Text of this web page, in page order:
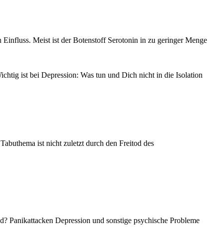
Meist ist der Botenstoff Serotonin in zu geringer Menge
ist bei Depression: Was tun und Dich nicht in die Isolation
ist nicht zuletzt durch den Freitod des
Panikattacken Depression und sonstige psychische Probleme